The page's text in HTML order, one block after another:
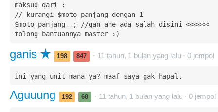
maksud dari :
// kurangi $moto_panjang dengan 1
$moto_panjang--; //gan ane ada salah disini <<<<<<
tolong bantuannya master :)
ganis 198 847 · 11 tahun, 1 bulan yang lalu · 0 jempol
ini yang unit mana ya? maaf saya gak hapal.
Aguuung 192 68 · 11 tahun, 1 bulan yang lalu · 0 jempol